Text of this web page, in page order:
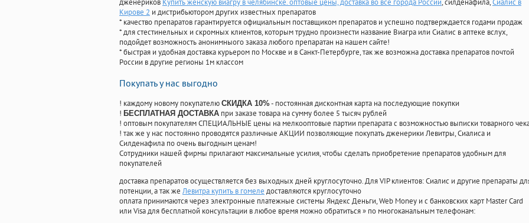
дженериков Купить женскую виагру в челябинске. оптовые цены, доставка во все города России, силденафила,Сиалис в
Кирове 2 и дистрибьютором других известных препаратов
* качество препаратов гарантируется официальным поставщиком препаратов и успешно подтверждается годами продаж
* для стестинельных и скромных клиентов, которым трудно произнести название Виагра или Сиалис в аптеке вслух,
подойдет возможность анонимныого заказа любого препаратан на нашем сайте!
* быстрая и удобная доставка курьером по Москве и в Санкт-Петербурге, так же возможна доставка препаратов почтой
России в другие регионы 1м классом
Покупать у нас выгодно
! каждому новому покупателю СКИДКА 10%- постоянная дисконтная карта на последующие покупки
! БЕСПЛАТНАЯ ДОСТАВКА при заказе товара на сумму более 5 тысяч рублей
! оптовым покупателям СПЕЦИАЛЬНЫЕ цены на мелкооптовые партии препарата с возможностью выписки товарного
! так же у нас постоянно проводятся различные АКЦИИ позволяющие покупать дженерики Левитры, Сиалиса и
Силденафила по очень выгодным ценам!
Cотрудники нашей фирмы прилагают максимальные усилия, чтобы сделать приобретение препаратов удобным для
покупателей
доставка препаратов осуществляется без выходных дней круглосуточно. Для VIP клиентов: Сиалис и другие препараты
потенции, а так же Левитра купить в гомеле доставляются круглосуточно
оплата принимаются через электронные платежные системы Яндекс Деньги, Web Money и с банковских карт Master Card
или Visa для бесплатной консультации в любое время можно обратиться» по многоканальным телефонам: